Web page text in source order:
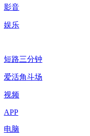
影音
娱乐
短路三分钟
爱活角斗场
视频
APP
电脑